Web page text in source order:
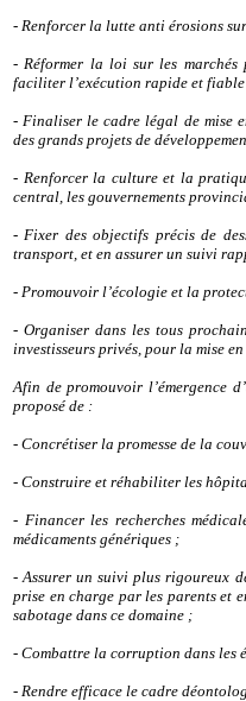
- Renforcer la lutte anti érosions
- Réformer la loi sur les
faciliter l’exécution rapide et
- Finaliser le cadre légal de mise
des grands projets de
- Renforcer la culture et la
central, les gouvernements
- Fixer des objectifs précis de
transport, et en assurer un suivi
- Promouvoir l’écologie et la
- Organiser dans les tous
investisseurs privés, pour la mise
Afin de promouvoir l’émergence
proposé de :
- Concrétiser la promesse de la
- Construire et réhabiliter les
- Financer les recherches
médicaments génériques ;
- Assurer un suivi plus rigoureux
prise en charge par les parents et
sabotage dans ce domaine ;
- Combattre la corruption dans les
- Rendre efficace le cadre